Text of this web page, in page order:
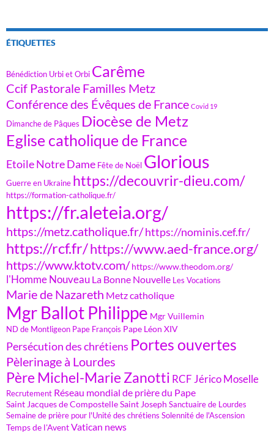
ÉTIQUETTES
Bénédiction Urbi et Orbi Carême
Ccif Pastorale Familles Metz
Conférence des Évêques de France Covid 19
Dimanche de Pâques Diocèse de Metz
Eglise catholique de France
Etoile Notre Dame Fête de Noël Glorious
Guerre en Ukraine https://decouvrir-dieu.com/
https://formation-catholique.fr/
https://fr.aleteia.org/
https://metz.catholique.fr/https://nominis.cef.fr/
https://rcf.fr/https://www.aed-france.org/
https://www.ktotv.com/ https://www.theodom.org/
l'Homme Nouveau La Bonne Nouvelle Les Vocations
Marie de Nazareth Metz catholique
Mgr Ballot Philippe Mgr Vuillemin
ND de Montligeon Pape François Pape Léon XIV
Persécution des chrétiens Portes ouvertes
Pèlerinage à Lourdes
Père Michel-Marie Zanotti RCF Jérico Moselle
Recrutement Réseau mondial de prière du Pape
Saint Jacques de CompostelleSaint Joseph Sanctuaire de Lourdes
Semaine de prière pour l'Unité des chrétiens Solennité de l'Ascension
Temps de l'AventVatican news